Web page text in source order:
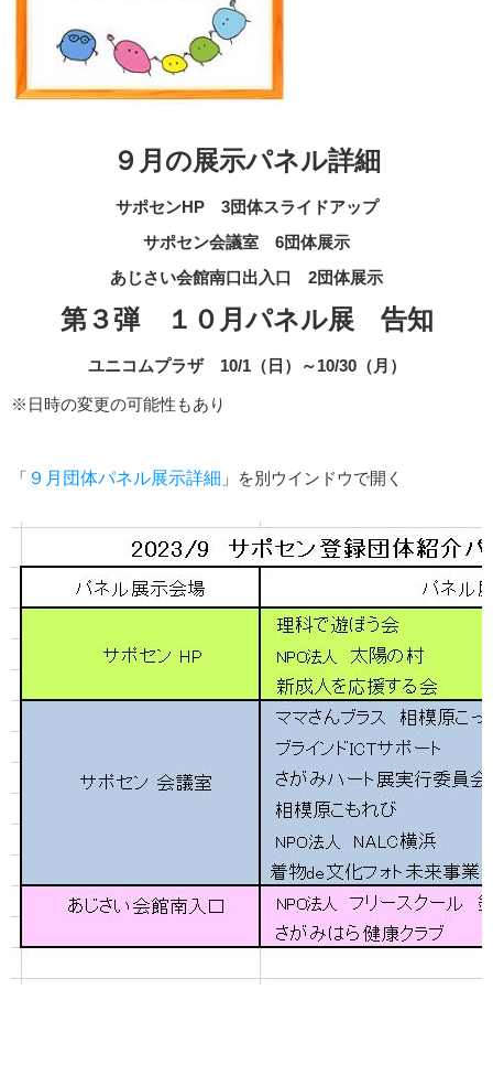
９月の展示パネル詳細
サポセンHP 3団体スライドアップ
サポセン会議室 6団体展示
あじさい会館南口出入口 2団体展示
第３弾 １０月パネル展 告知
ユニコムプラザ 10/1（日）～10/30（月）
※日時の変更の可能性もあり
「 ９月団体パネル展示詳細 」を別ウインドウで開く